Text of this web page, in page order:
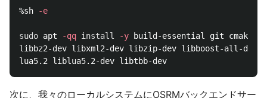
%sh -e
sudo apt -qq install -y build-essential git cmake
libbz2-dev libxml2-dev libzip-dev libboost-all-dev
次に、我々のローカルシステムにOSRMバックエンドサー